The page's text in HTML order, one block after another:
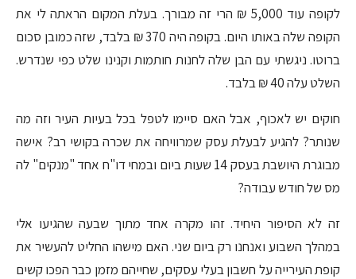
לקופה עוד 5,000 ₪ הרי זה מבורך. בעלת המקום הראתה לי את
הקופה שלה באותו היום. בקופה היה 370 ₪ בלבד, שזה כמובן סכום
ברוטו. ניגשתי עם הבן שלה לחנות חותמות וקנינו שלט כפי שנדרש.
השלט עלה 40 ₪ בלבד.
חוקים יש לאכוף, אבל האם סיימו לטפל בכל בעיות העיר וזה מה
שנותר? להגיע לבעלת עסק שמרוויחה את שכרה בקושי רב? אישה
מבוגרת היושבת בעסק 14 שעות ביום ובמחי דו"ח אחד "מנקים" לה
מס של חודש עבודה?
זה לא הסיפור היחיד. זהו מקרה אחד מתוך שבעה שהגיעו אלי
במהלך השבוע ואנחנו רק ביום שני. האם מישהו החליט להעשיר את
קופת העירייה על חשבון בעלי עסקים, שחייהם מזמן כבר הפכו קשים